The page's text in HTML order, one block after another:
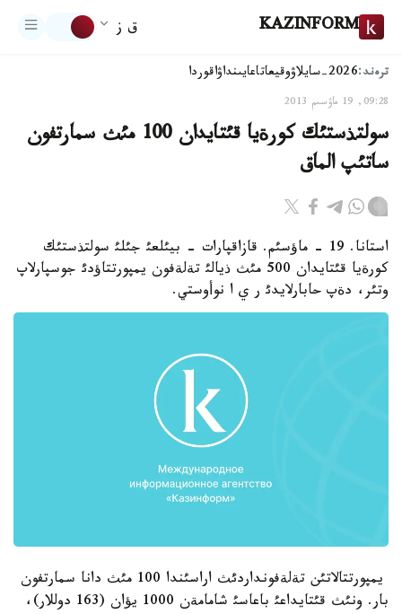
KAZINFORM ق ز
ترەند:2026-سايلاۋ وقيعاتاعايىنداۋاقوردا
09:28, 19 ماۋسىم 2013
سولتذستئك كورةيا قئتايدان 100 مئث سمارتفون
ساتئپ الماق
استانا. 19 - ماؤسئم. قازاقپارات - بيئلعئ جئلئ سولتذستئك
كورةيا قئتايدان 500 مئث ذيالئ تةلةفون يمپورتتاؤدئ جوسپارلاپ
وتئر، دةپ حابارلايدئ ر ي ا نوأوستي.
يمپورتتالاتئن تةلةفونداردئث اراسئندا 100 مئث دانا سمارتفون
بار. ونئث قئتايداعئ باعاسئ شامامةن 1000 يؤان (163 دوللار)،